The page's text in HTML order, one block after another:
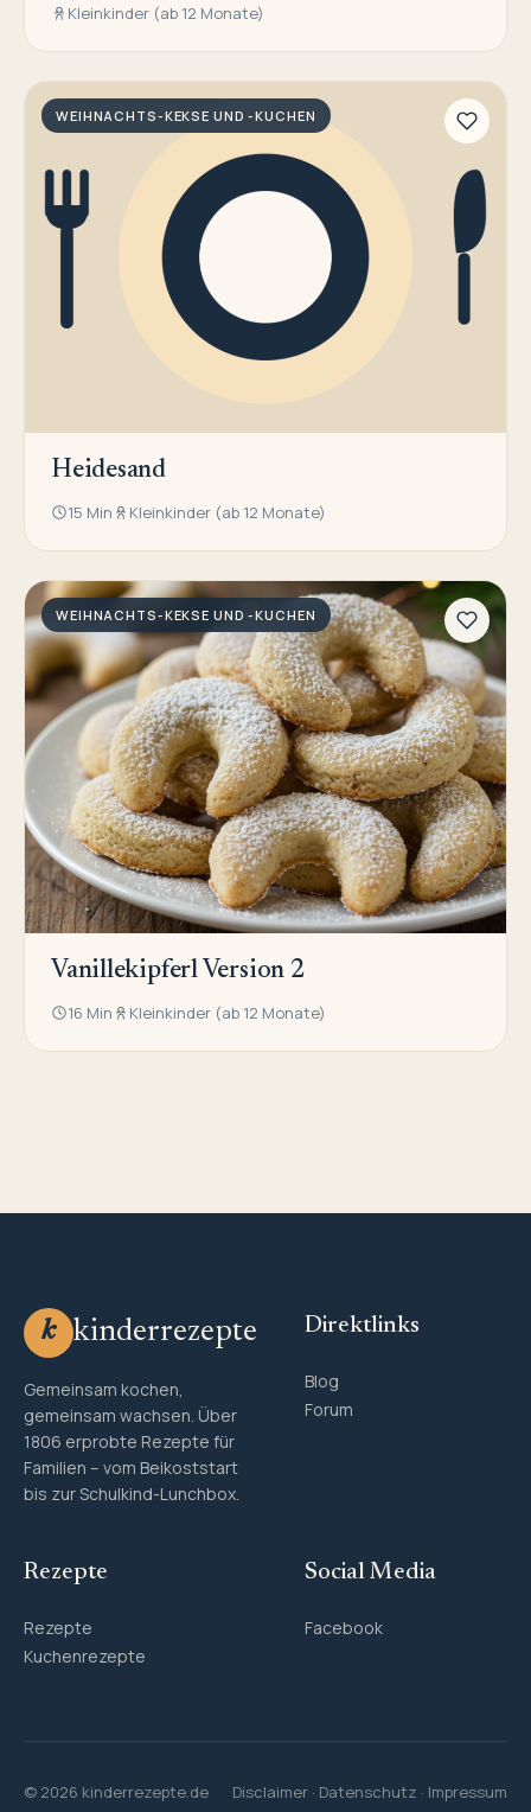
Kleinkinder (ab 12 Monate)
WEIHNACHTS-KEKSE UND -KUCHEN
Heidesand
15 Min Kleinkinder (ab 12 Monate)
WEIHNACHTS-KEKSE UND -KUCHEN
Vanillekipferl Version 2
16 Min Kleinkinder (ab 12 Monate)
k kinderrezepte
Gemeinsam kochen,
gemeinsam wachsen. Über
1806 erprobte Rezepte für
Familien – vom Beikoststart
bis zur Schulkind-Lunchbox.
Direktlinks
Blog
Forum
Rezepte
Rezepte
Kuchenrezepte
Social Media
Facebook
© 2026 kinderrezepte.de Disclaimer · Datenschutz · Impressum